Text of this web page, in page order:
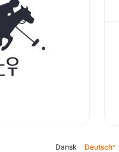
Dansk Deutsch*